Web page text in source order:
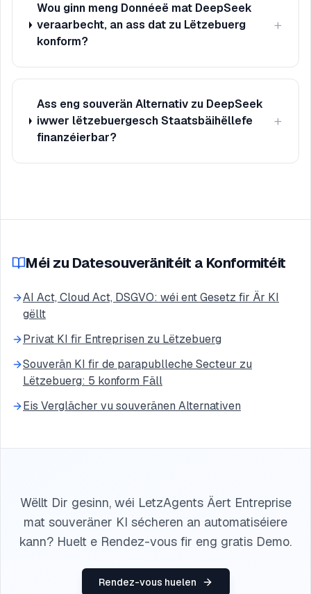
Wou ginn meng Donnéeë mat DeepSeek
veraarbecht, an ass dat zu Lëtzebuerg
konform?
+
Ass eng souverän Alternativ zu DeepSeek
iwwer lëtzebuergesch Staatsbäihëllefe
finanzéierbar?
+
Méi zu Datesouveränitéit a Konformitéit
AI Act, Cloud Act, DSGVO: wéi ent Gesetz fir Är KI
gëllt
Privat KI fir Entreprisen zu Lëtzebuerg
Souverän KI fir de parapublleche Secteur zu
Lëtzebuerg: 5 konform Fäll
Eis Verglächer vu souveränen Alternativen
Wëllt Dir gesinn, wéi LetzAgents Äert Entreprise
mat souveräner KI sécheren an automatiséiere
kann? Huelt e Rendez-vous fir eng gratis Demo.
Rendez-vous huelen